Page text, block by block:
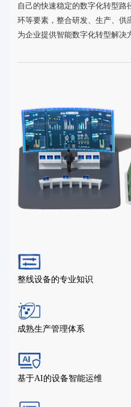
自己的快速稳定的数字化转型路
环等要素，整合研发、生产、供
为企业提供智能数字化转型解决
整线设备的专业知识
成熟生产管理体系
基于AI的设备智能运维